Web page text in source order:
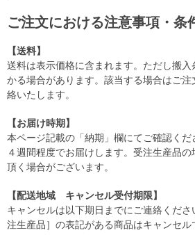
ご注文における注意事項・条
【送料】
送料は表示価格に含まれます。ただし搬
かる場合があります。該当する場合はご
絡いたします。
【お届け時期】
本ページ記載の「納期」欄にてご確認くだ
４週間程度でお届けします。受注生産品
頂く場合がございます。
【配送地域 キャンセル受付期限】
キャンセルは以下期日までにご連絡くだ
注生産品］の表記がある商品はキャンセル